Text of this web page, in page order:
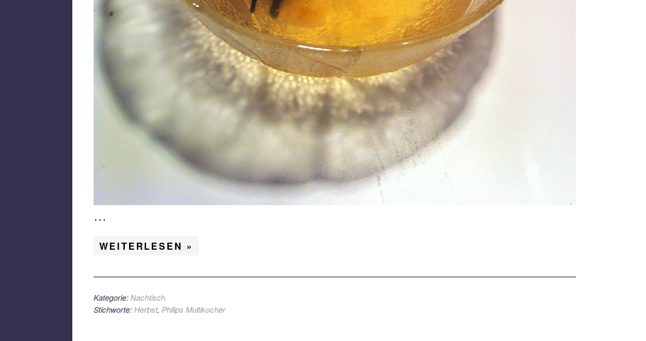
…
WEITERLESEN »
Kategorie: Nachtisch
Stichworte: Herbst, Philips Multikocher